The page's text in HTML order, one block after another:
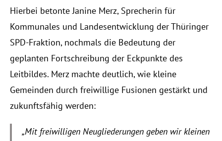
Events
Experts
Hierbei betonte Janine Merz, Sprecherin für
Kommunales und Landesentwicklung der Thüringer
SPD-Fraktion, nochmals die Bedeutung der
geplanten Fortschreibung der Eckpunkte des
Leitbildes. Merz machte deutlich, wie kleine
Gemeinden durch freiwillige Fusionen gestärkt und
zukunftsfähig werden:
„Mit freiwilligen Neugliederungen geben wir kleinen